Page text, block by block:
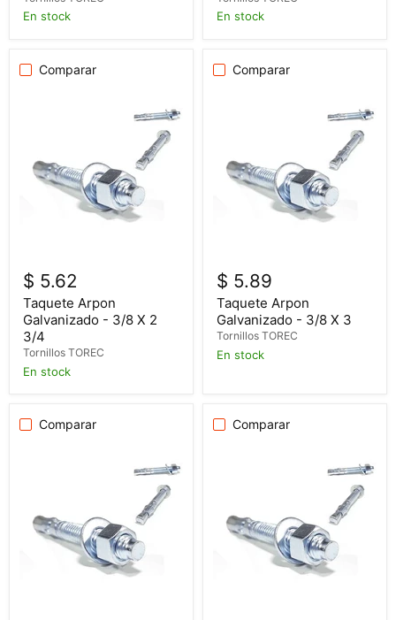
En stock En stock
Comparar
$ 5.62
Taquete Arpon
Galvanizado - 3/8 X 2
3/4
Tornillos TOREC
En stock
Comparar
$ 5.89
Taquete Arpon
Galvanizado - 3/8 X 3
Tornillos TOREC
En stock
Comparar Comparar